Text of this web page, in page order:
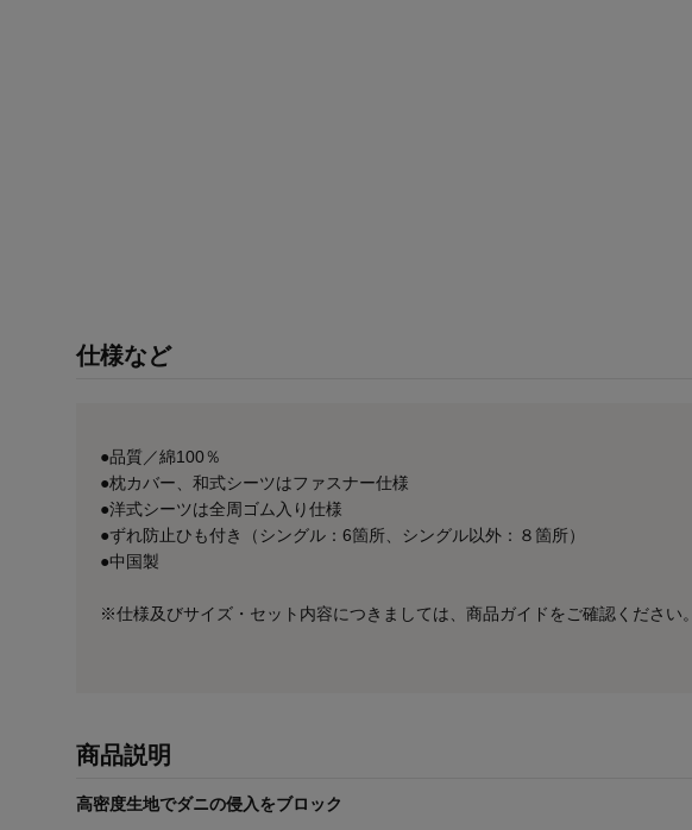
仕様など
●品質／綿100％
●枕カバー、和式シーツはファスナー仕様
●洋式シーツは全周ゴム入り仕様
●ずれ防止ひも付き（シングル：6箇所、シングル以外：８箇所）
●中国製
※仕様及びサイズ・セット内容につきましては、商品ガイドをご確認ください。
商品説明
高密度生地でダニの侵入をブロック